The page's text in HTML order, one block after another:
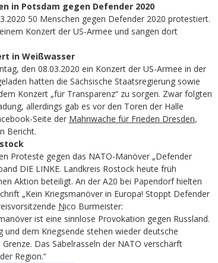
in Potsdam gegen Defender 2020
50 Menschen gegen Defender 2020 protestiert.
Konzert der US-Armee und sangen dort
in Weißwasser
den 08.03.2020 ein Konzert der US-Armee in der
hatten die Sächsische Staatsregierung sowie
Konzert „für Transparenz“ zu sorgen. Zwar folgten
allerdings gab es vor den Toren der Halle
Seite der Mahnwache für Frieden Dresden,
Bericht.
Proteste gegen das NATO-Manöver „Defender
DIE LINKE. Landkreis Rostock heute früh
Aktion beteiligt. An der A20 bei Papendorf hielten
„Kein Kriegsmanöver in Europa! Stoppt Defender
Nico Burmeister:
ist eine sinnlose Provokation gegen Russland.
und dem Kriegsende stehen wieder deutsche
Das Säbelrasseln der NATO verschärft
Region.“